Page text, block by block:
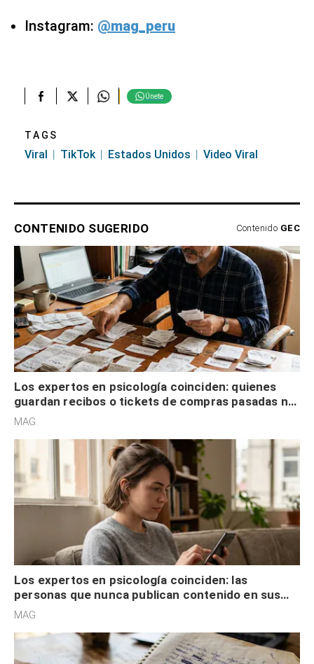
Instagram: @mag_peru
Únete
TAGS
Viral TikTok Estados Unidos Video Viral
CONTENIDO SUGERIDO Contenido GEC
Los expertos en psicología coinciden: quienes
guardan recibos o tickets de compras pasadas no
son acumuladores, sino que tienen necesidad de
MAG.
Los expertos en psicología coinciden: las
personas que nunca publican contenido en sus
redes sociales no pretenden buscar validación
MAG.